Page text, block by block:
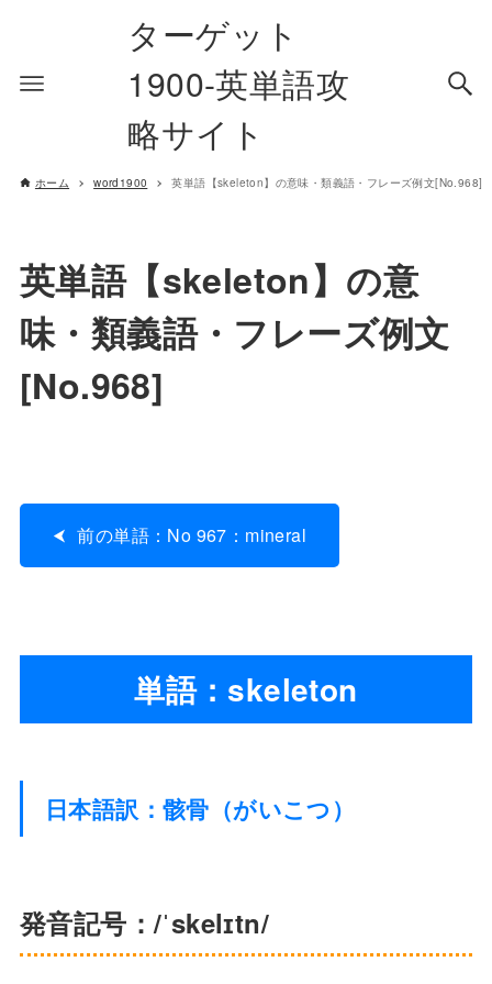
ターゲット
1900-英単語攻
略サイト
ホーム word1900 英単語【skeleton】の意味・類義語・フレーズ例文[No.968]
英単語【skeleton】の意
味・類義語・フレーズ例文
[No.968]
前の単語：No 967：mineral
単語：skeleton
日本語訳：骸骨（がいこつ）
発音記号：/ˈskelɪtn/